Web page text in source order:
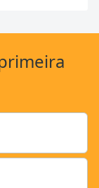
diárias. Modelos
realize
placa de vídeo
edições visuais
é o
contra